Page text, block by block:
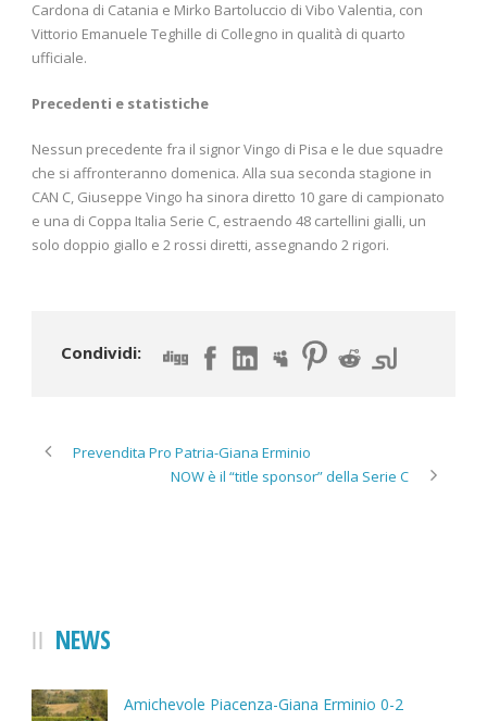
Cardona di Catania e Mirko Bartoluccio di Vibo Valentia, con
Vittorio Emanuele Teghille di Collegno in qualità di quarto
ufficiale.
Precedenti e statistiche
Nessun precedente fra il signor Vingo di Pisa e le due squadre
che si affronteranno domenica. Alla sua seconda stagione in
CAN C, Giuseppe Vingo ha sinora diretto 10 gare di campionato
e una di Coppa Italia Serie C, estraendo 48 cartellini gialli, un
solo doppio giallo e 2 rossi diretti, assegnando 2 rigori.
Condividi:
Prevendita Pro Patria-Giana Erminio
NOW è il “title sponsor” della Serie C
NEWS
Amichevole Piacenza-Giana Erminio 0-2